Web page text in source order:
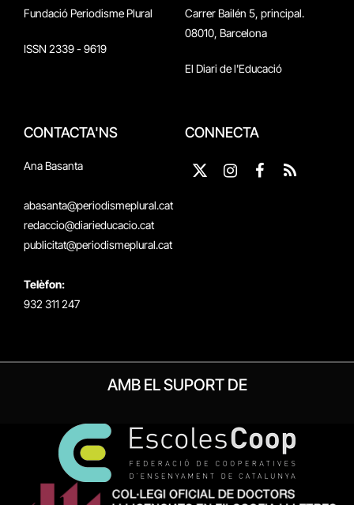
Fundació Periodisme Plural
ISSN 2339 - 9619
Carrer Bailén 5, principal.
08010, Barcelona
El Diari de l'Educació
CONTACTA'NS
Ana Basanta
abasanta@periodismeplural.cat
redaccio@diarieducacio.cat
publicitat@periodismeplural.cat
Telèfon:
932 311 247
CONNECTA
X
Instagram
Facebook
RSS
AMB EL SUPORT DE